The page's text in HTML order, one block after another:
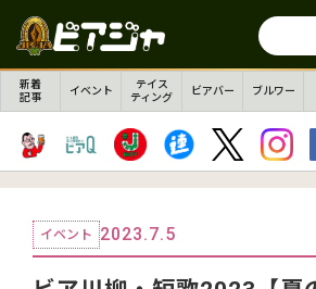
新着
記事
イベント
テイス
ティング
ビアバー ブルワー
イベント 2023.7.5